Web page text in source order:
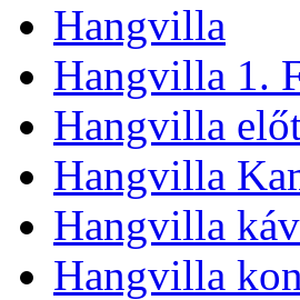
Hangvilla
Hangvilla 1.
Hangvilla
Hangvilla
Hangvilla
Hangvilla